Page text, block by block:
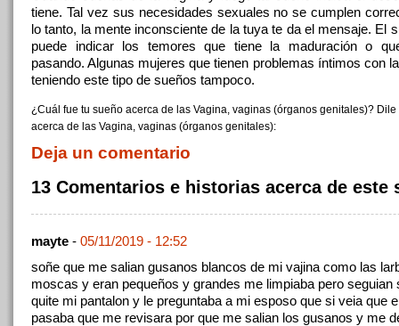
tiene. Tal vez sus necesidades sexuales no se cumplen
lo tanto, la mente inconsciente de la tuya te da el mensaje. El
puede indicar los temores que tiene la maduración o
pasando. Algunas mujeres que tienen problemas íntimos con
teniendo este tipo de sueños tampoco.
¿Cuál fue tu sueño acerca de las Vagina, vaginas (órganos genitales)? Dile
acerca de las Vagina, vaginas (órganos genitales):
Deja un comentario
13 Comentarios e historias acerca de este
mayte - 05/11/2019 - 12:52
soñe que me salian gusanos blancos de mi vajina como las
moscas y eran pequeños y grandes me limpiaba pero seguian
quite mi pantalon y le preguntaba a mi esposo que si veia que
pasaba que me revisara por que me salian los gusanos y me